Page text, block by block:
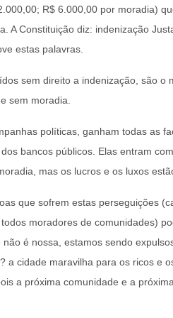
R$ 6.000,00 por moradia)
A Constituição diz: indenização
estas palavras.
sem direito a indenização, são o
sem moradia.
políticas, ganham todas as
bancos públicos. Elas entram
mas os lucros e os luxos
que sofrem estas perseguições
moradores de comunidades)
é nossa, estamos sendo
a cidade maravilha para os ricos e
a próxima comunidade e a